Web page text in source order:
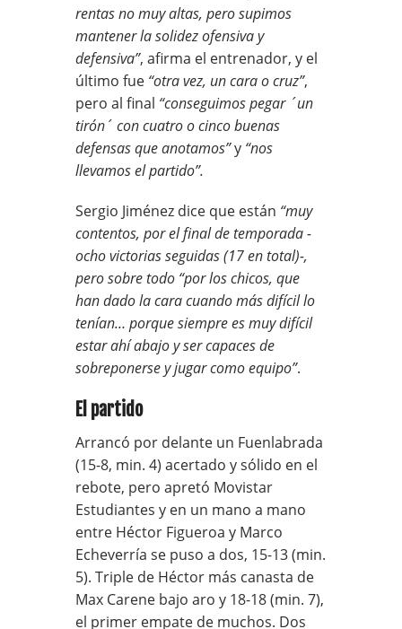
rentas no muy altas, pero supimos
mantener la solidez ofensiva y
defensiva”, afirma el entrenador, y el
último fue “otra vez, un cara o cruz”,
pero al final “conseguimos pegar ´un
tirón´ con cuatro o cinco buenas
defensas que anotamos”y “nos
llevamos el partido”.
Sergio Jiménez dice que están “muy
contentos, por el final de temporada -
ocho victorias seguidas (17 en total)-,
pero sobre todo “por los chicos, que
han dado la cara cuando más difícil lo
tenían… porque siempre es muy difícil
estar ahí abajo y ser capaces de
sobreponerse y jugar como equipo”.
El partido
Arrancó por delante un Fuenlabrada
(15-8, min. 4) acertado y sólido en el
rebote, pero apretó Movistar
Estudiantes y en un mano a mano
entre Héctor Figueroa y Marco
Echeverría se puso a dos, 15-13 (min.
5). Triple de Héctor más canasta de
Max Carene bajo aro y 18-18 (min. 7),
el primer empate de muchos. Dos